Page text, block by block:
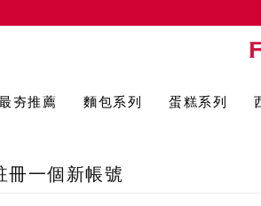
夯推薦 麵包系列 蛋糕系列
冊一個新帳號